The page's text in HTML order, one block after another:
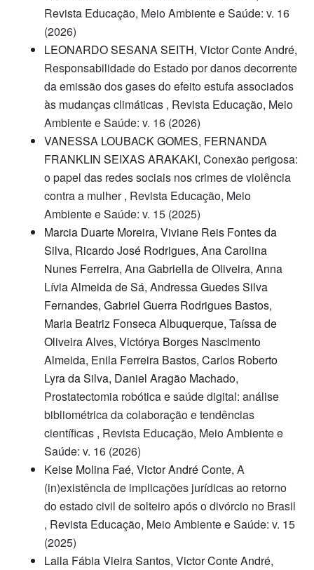
Revista Educação, Meio Ambiente e Saúde: v. 16
(2026)
LEONARDO SESANA SEITH, Victor Conte André,
Responsabilidade do Estado por danos decorrente
da emissão dos gases do efeito estufa associados
às mudanças climáticas , Revista Educação, Meio
Ambiente e Saúde: v. 16 (2026)
VANESSA LOUBACK GOMES, FERNANDA
FRANKLIN SEIXAS ARAKAKI, Conexão perigosa:
o papel das redes sociais nos crimes de violência
contra a mulher, Revista Educação, Meio
Ambiente e Saúde: v. 15 (2025)
Marcia Duarte Moreira, Viviane Reis Fontes da
Silva, Ricardo José Rodrigues, Ana Carolina
Nunes Ferreira, Ana Gabriella de Oliveira, Anna
Lívia Almeida de Sá, Andressa Guedes Silva
Fernandes, Gabriel Guerra Rodrigues Bastos,
Maria Beatriz Fonseca Albuquerque, Taíssa de
Oliveira Alves, Victórya Borges Nascimento
Almeida, Enila Ferreira Bastos, Carlos Roberto
Lyra da Silva, Daniel Aragão Machado,
Prostatectomia robótica e saúde digital: análise
bibliométrica da colaboração e tendências
científicas , Revista Educação, Meio Ambiente e
Saúde: v. 16 (2026)
Keise Molina Faé, Victor André Conte, A
(in)existência de implicações jurídicas ao retorno
do estado civil de solteiro após o divórcio no Brasil
, Revista Educação, Meio Ambiente e Saúde: v. 15
(2025)
Laila Fábia Vieira Santos, Victor Conte André,